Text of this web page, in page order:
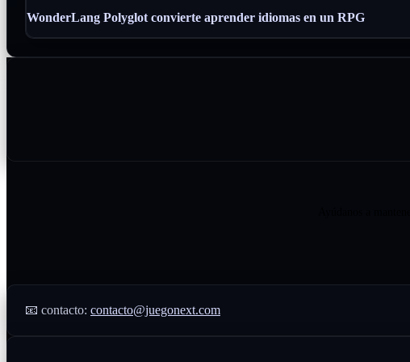
WonderLang Polyglot convierte aprender idiomas en un RPG
📧 contacto: contacto@juegonext.com